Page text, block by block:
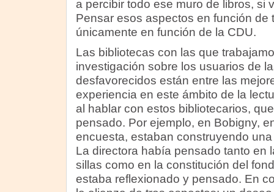
a percibir todo ese muro de libros, si
Pensar esos aspectos en función de
únicamente en función de la CDU.
Las bibliotecas con las que
investigación sobre los usuarios de
desfavorecidos están entre las
experiencia en este ámbito de la
al hablar con estos bibliotecarios,
pensado. Por ejemplo, en Bobigny,
encuesta, estaban construyendo
La directora había pensado tanto en
sillas como en la constitución del
estaba reflexionado y pensado. En